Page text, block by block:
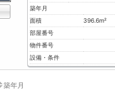
築年月
面積
396.6m²
部屋番号
物件番号
設備・条件
築年月